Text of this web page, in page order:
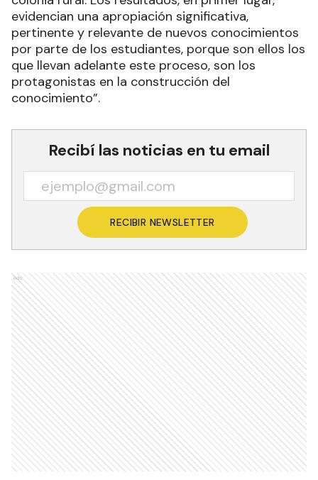
evidencian una apropiación significativa,
pertinente y relevante de nuevos conocimientos
por parte de los estudiantes, porque son ellos los
que llevan adelante este proceso, son los
protagonistas en la construcción del
conocimiento”.
Recibí las noticias en tu email
RECIBIR NEWSLETTER
Ads